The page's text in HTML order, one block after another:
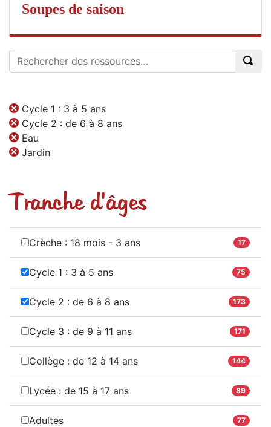
Soupes de saison
Cycle 1 : 3 à 5 ans
Cycle 2 : de 6 à 8 ans
Eau
Jardin
Tranche d'âges
Crèche : 18 mois - 3 ans 17
Cycle 1 : 3 à 5 ans 75
Cycle 2 : de 6 à 8 ans 173
Cycle 3 : de 9 à 11 ans 171
Collège : de 12 à 14 ans 144
Lycée : de 15 à 17 ans 89
Adultes 77